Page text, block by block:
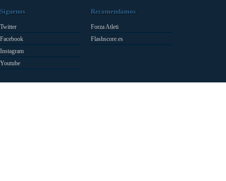
Síguenos
Twitter
Facebook
Instagram
Youtube
Recomendamos
Forza Atleti
Flashscore.es